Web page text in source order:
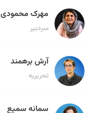
مهرک محمودی
سردبیر
آرش برهمند
تحریریه
سمانه سمیع